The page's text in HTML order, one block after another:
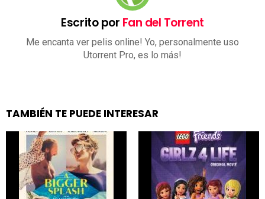
Escrito por Fan del Torrent
Me encanta ver pelis online! Yo, personalmente uso
Utorrent Pro, es lo más!
TAMBIÉN TE PUEDE INTERESAR